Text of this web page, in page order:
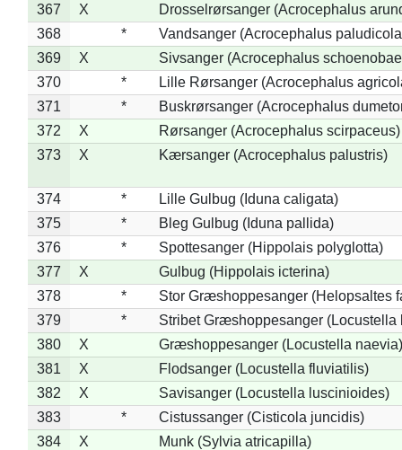
367
X
Drosselrørsanger (Acrocephalus
368
*
Vandsanger (Acrocephalus
369
X
Sivsanger (Acrocephalus
370
*
Lille Rørsanger (Acrocephalus
371
*
Buskrørsanger (Acrocephalus
372
X
Rørsanger (Acrocephalus scirpaceus)
373
X Kærsanger (Acrocephalus palustris)
374 *
Lille Gulbug (Iduna caligata)
375
*
Bleg Gulbug (Iduna pallida)
376
*
Spottesanger (Hippolais polyglotta)
377
X
Gulbug (Hippolais icterina)
378
*
Stor Græshoppesanger (Helopsaltes
379
*
Stribet Græshoppesanger (Locustella
380
X
Græshoppesanger (Locustella naevia)
381
X
Flodsanger (Locustella fluviatilis)
382
X
Savisanger (Locustella luscinioides)
383
*
Cistussanger (Cisticola juncidis)
384
X
Munk (Sylvia atricapilla)